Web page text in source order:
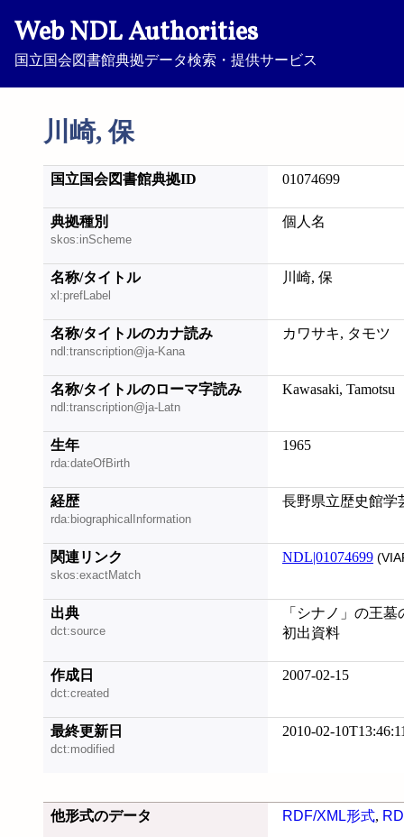
Web NDL Authorities
国立国会図書館典拠データ検索・提供サービス
川崎, 保
国立国会図書館典拠ID 01074699
典拠種別
skos:inScheme
個人名
名称/タイトル
xl:prefLabel
川崎, 保
名称/タイトルのカナ読み
ndl:transcription@ja-Kana
カワサキ, タモツ
名称/タイトルのローマ字読み
ndl:transcription@ja-Latn
Kawasaki, Tamotsu
生年
rda:dateOfBirth
1965
経歴
rda:biographicalInformation
長野県立歴史館学
関連リンク
skos:exactMatch
NDL|01074699
出典
dct:source
「シナノ」の王
初出資料
作成日
dct:created
2007-02-15
最終更新日
dct:modified
2010-02-
他形式のデータ RDF/XML形式,